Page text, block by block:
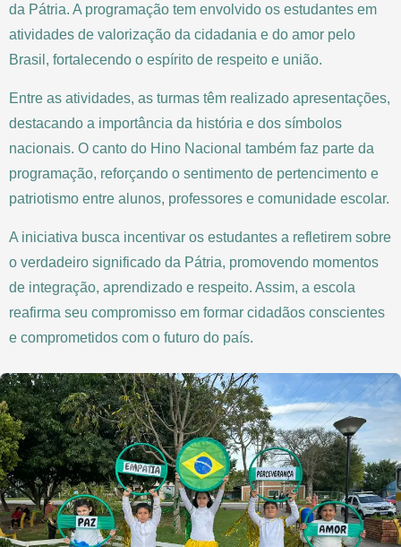
da Pátria. A programação tem envolvido os estudantes em
atividades de valorização da cidadania e do amor pelo
Brasil, fortalecendo o espírito de respeito e união.
Entre as atividades, as turmas têm realizado apresentações,
destacando a importância da história e dos símbolos
nacionais. O canto do Hino Nacional também faz parte da
programação, reforçando o sentimento de pertencimento e
patriotismo entre alunos, professores e comunidade escolar.
A iniciativa busca incentivar os estudantes a refletirem sobre
o verdadeiro significado da Pátria, promovendo momentos
de integração, aprendizado e respeito. Assim, a escola
reafirma seu compromisso em formar cidadãos conscientes
e comprometidos com o futuro do país.